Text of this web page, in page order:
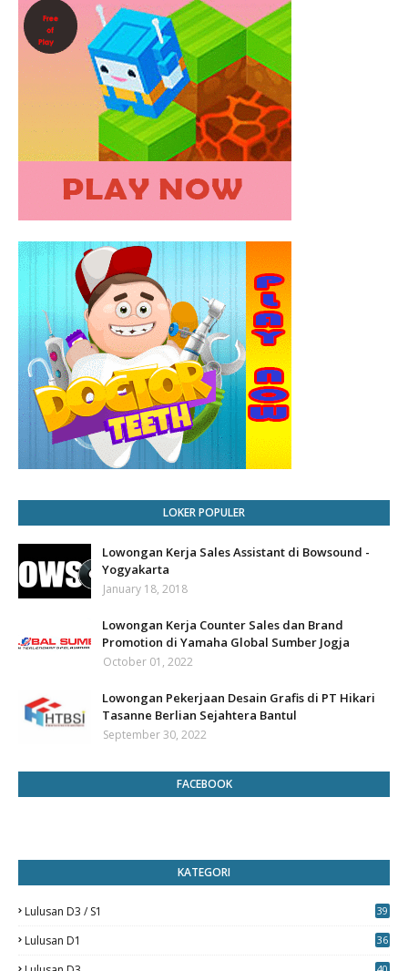
LOKER POPULER
Lowongan Kerja Sales Assistant di Bowsound -
Yogyakarta
January 18, 2018
Lowongan Kerja Counter Sales dan Brand
Promotion di Yamaha Global Sumber Jogja
October 01, 2022
Lowongan Pekerjaan Desain Grafis di PT Hikari
Tasanne Berlian Sejahtera Bantul
September 30, 2022
FACEBOOK
KATEGORI
Lulusan D3 / S1
39
Lulusan D1 36